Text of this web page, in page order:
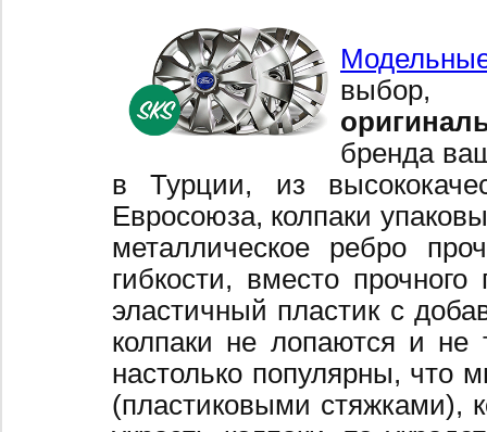
выбор,
бренда
в Турции, из
Евросоюза, колпаки
металлическое ребро
гибкости, вместо
эластичный пластик с
колпаки не лопаются и не
настолько популярны, что
(пластиковыми стяжками),